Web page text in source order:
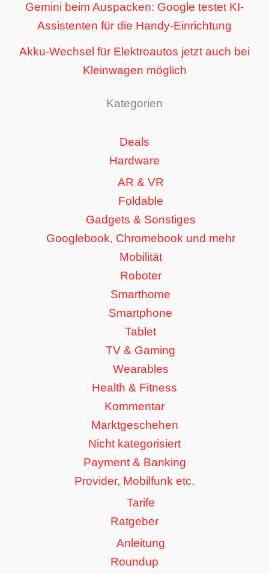
Gemini beim Auspacken: Google testet KI-
Assistenten für die Handy-Einrichtung
Akku-Wechsel für Elektroautos jetzt auch bei
Kleinwagen möglich
Kategorien
Deals
Hardware
AR & VR
Foldable
Gadgets & Sonstiges
Googlebook, Chromebook und mehr
Mobilität
Roboter
Smarthome
Smartphone
Tablet
TV & Gaming
Wearables
Health & Fitness
Kommentar
Marktgeschehen
Nicht kategorisiert
Payment & Banking
Provider, Mobilfunk etc.
Tarife
Ratgeber
Anleitung
Roundup